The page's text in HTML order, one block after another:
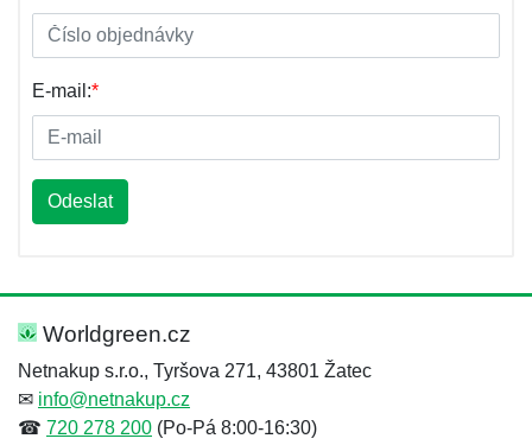
E-mail:*
Odeslat
Worldgreen.cz
Netnakup s.r.o., Tyršova 271, 43801 Žatec
✉ info@netnakup.cz
☎ 720 278 200 (Po-Pá 8:00-16:30)